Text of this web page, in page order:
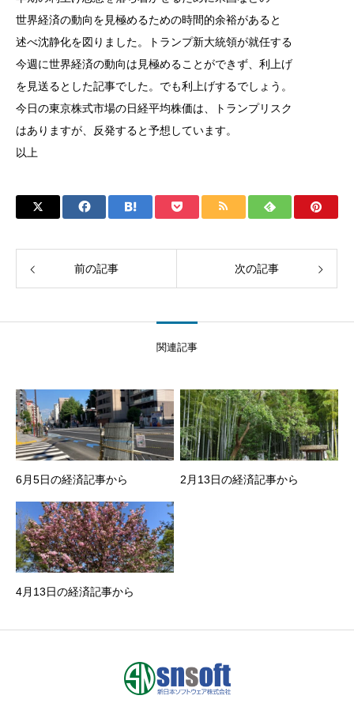
世界経済の動向を見極めるための時間的余裕があると
述べ沈静化を図りました。トランプ新大統領が就任する
今週に世界経済の動向は見極めることができず、利上げ
を見送るとした記事でした。でも利上げするでしょう。
今日の東京株式市場の日経平均株価は、トランプリスク
はありますが、反発すると予想しています。
以上
前の記事 次の記事
関連記事
6月5日の経済記事から 2月13日の経済記事から
4月13日の経済記事から